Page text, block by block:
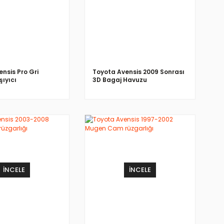
Pro Gri
Toyota Avensis 2009 Sonrası
3D Bagaj Havuzu
İNCELE İNCELE